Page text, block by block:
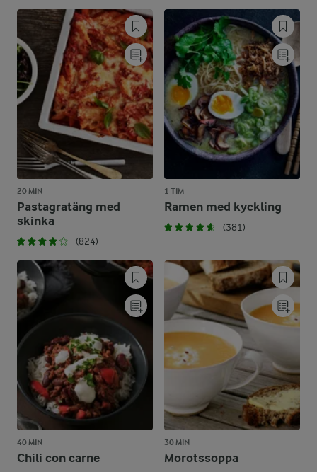
20 MIN
Pastagratäng med
skinka
(824)
1 TIM
Ramen med kyckling
(381)
40 MIN
Chili con carne
30 MIN
Morotssoppa